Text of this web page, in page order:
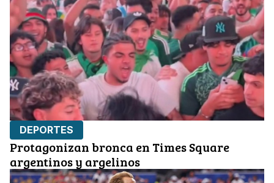
DEPORTES
Protagonizan bronca en Times Square
argentinos y argelinos